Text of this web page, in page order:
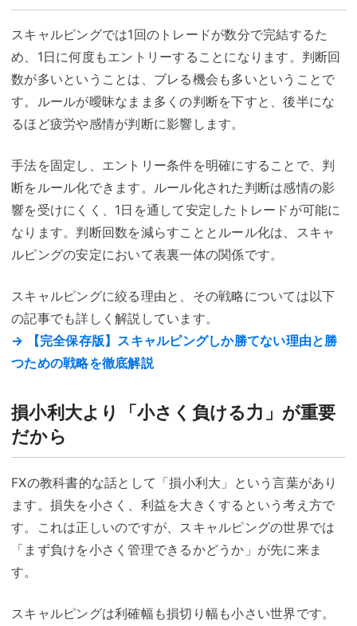
スキャルピングでは1回のトレードが数分で完結するた
め、1日に何度もエントリーすることになります。判断回
数が多いということは、ブレる機会も多いということで
す。ルールが曖昧なまま多くの判断を下すと、後半にな
るほど疲労や感情が判断に影響します。
手法を固定し、エントリー条件を明確にすることで、判
断をルール化できます。ルール化された判断は感情の影
響を受けにくく、1日を通して安定したトレードが可能に
なります。判断回数を減らすこととルール化は、スキャ
ルピングの安定において表裏一体の関係です。
スキャルピングに絞る理由と、その戦略については以下
の記事でも詳しく解説しています。
→ 【完全保存版】スキャルピングしか勝てない理由と勝
つための戦略を徹底解説
損小利大より「小さく負ける力」が重要
だから
FXの教科書的な話として「損小利大」という言葉があり
ます。損失を小さく、利益を大きくするという考え方で
す。これは正しいのですが、スキャルピングの世界では
「まず負けを小さく管理できるかどうか」が先に来ま
す。
スキャルピングは利確幅も損切り幅も小さい世界です。